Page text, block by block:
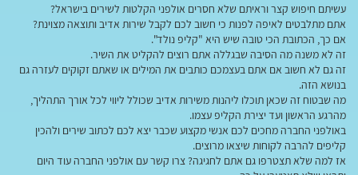
עשיתם חיפוש קצר וראיתם שלא חסרים אולפני הקלטות לשירים בישראל?
אתם מתלבטים לאיפה לפנות כי חשוב לכם לקבל שירות אדיב ותוצאה מצוינת?
אם כך, הכתובת הכי טובה שיש היא "קליפ נולד".
זה לא משנה מה הסיבה שבגללה אתם רוצים להקליט את השיר.
זה גם לא חשוב אם אתם בעצמכם כותבים את המילים או שאתם זקוקים לעזרה גם
בנושא הזה.
מה שבטוח זה שכאן תוכלו ליהנות משירות אדיב שכולל ליווי לכל אורך התהליך,
מהרגע הראשון ועד יצירת הקליפ עצמו.
באולפני החברה מחכים לכם אנשי מקצוע שכבר יצא לכם לכתוב שירים ולהכין
קליפים להרבה לקוחות שיצאו מרוצים.
אז למה שלא תצטרפו גם אתם לחגיגה? צרו קשר עם אולפני החברה עוד היום